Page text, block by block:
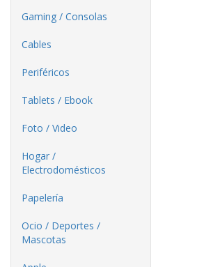
Gaming / Consolas
Cables
Periféricos
Tablets / Ebook
Foto / Video
Hogar /
Electrodomésticos
Papelería
Ocio / Deportes /
Mascotas